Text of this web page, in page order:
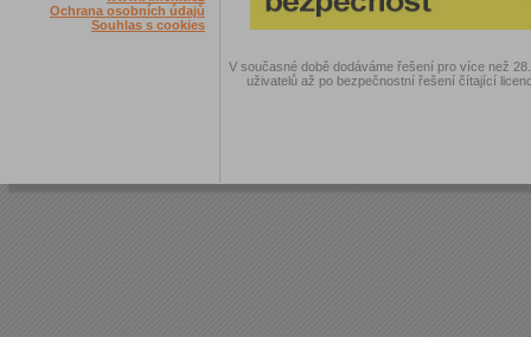
Ochrana osobních údajů
Souhlas s cookies
V současné době dodáváme řešení pro více než
uživatelů až po bezpečnostní řešení čítající